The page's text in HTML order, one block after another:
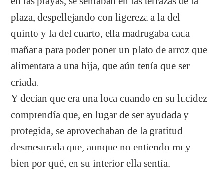
plaza, despellejando con ligereza a la del
quinto y la del cuarto, ella madrugaba cada
mañana para poder poner un plato de arroz que
alimentara a una hija, que aún tenía que ser
criada.
Y decían que era una loca cuando en su lucidez
comprendía que, en lugar de ser ayudada y
protegida, se aprovechaban de la gratitud
desmesurada que, aunque no entiendo muy
bien por qué, en su interior ella sentía.